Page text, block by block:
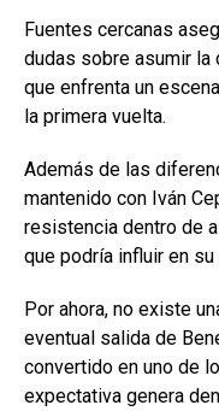
Fuentes cercanas
dudas sobre asumir la
que enfrenta un
la primera vuelta.
Además de las
mantenido con Iván
resistencia dentro de
que podría influir en
Por ahora, no existe
eventual salida de
convertido en uno de
expectativa genera